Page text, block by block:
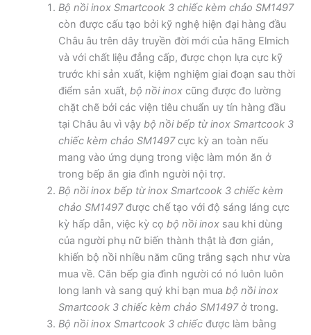
Bộ nồi inox Smartcook 3 chiếc kèm chảo SM1497
còn được cấu tạo bởi kỹ nghệ hiện đại hàng đầu
Châu âu trên dây truyền đời mới của hãng Elmich
và với chất liệu đẳng cấp, được chọn lựa cực kỹ
trước khi sản xuất, kiệm nghiệm giai đoạn sau thời
điểm sản xuất, bộ nồi inoxcũng được đo lường
chặt chẽ bởi các viện tiêu chuẩn uy tín hàng đầu
tại Châu âu vì vậy bộ nồi bếp từ inox Smartcook 3
chiếc kèm chảo SM1497cực kỳ an toàn nếu
mang vào ứng dụng trong việc làm món ăn ở
trong bếp ăn gia đình người nội trợ.
Bộ nồi inox bếp từ inox Smartcook 3 chiếc kèm
chảo SM1497được chế tạo với độ sáng láng cực
kỳ hấp dẫn, việc kỳ cọ bộ nồi inoxsau khi dùng
của người phụ nữ biến thành thật là đơn giản,
khiến bộ nồi nhiều năm cũng trắng sạch như vừa
mua về. Căn bếp gia đình người có nó luôn luôn
long lanh và sang quý khi bạn mua bộ nồi inox
Smartcook 3 chiếc kèm chảo SM1497ở trong.
Bộ nồi inox Smartcook 3 chiếcđược làm bằng